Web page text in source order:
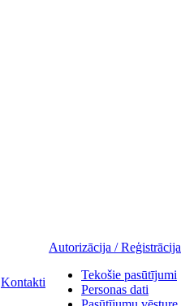
Kontakti
Autorizācija / Reģistrācija
Tekošie pasūtījumi
Personas dati